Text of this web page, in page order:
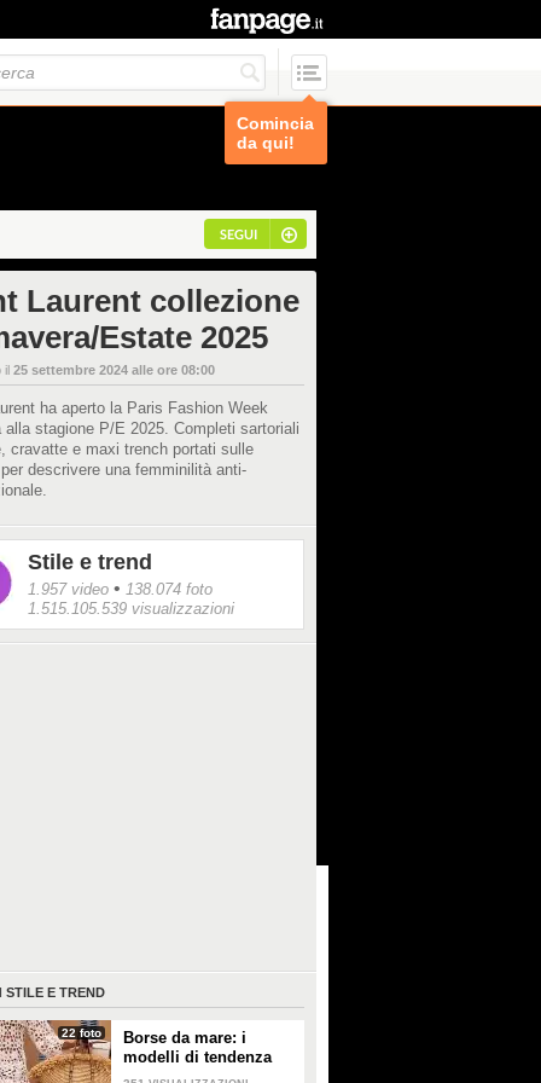
Comincia
da qui!
SEGUI
Laurent collezione
Estate 2025
il 25 settembre 2024 alle ore 08:00
ha aperto la Paris Fashion Week
alla stagione P/E 2025. Completi sartoriali
cravatte e maxi trench portati sulle
descrivere una femminilità anti-
Stile e trend
1.957 video • 138.074 foto
1.515.105.539 visualizzazioni
STILE E TREND
22 foto
Borse da mare: i
modelli di tendenza
per l'estate 2026